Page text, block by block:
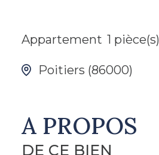
Appartement 1 pièce(s)
Poitiers (86000)
A PROPOS
DE CE BIEN